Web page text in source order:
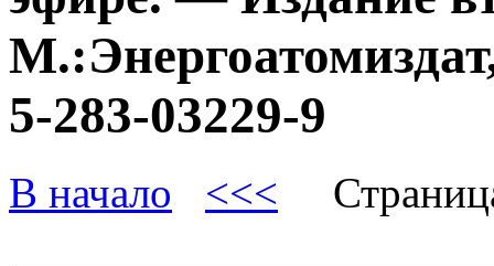
5-283-03229-9
В начало <<<